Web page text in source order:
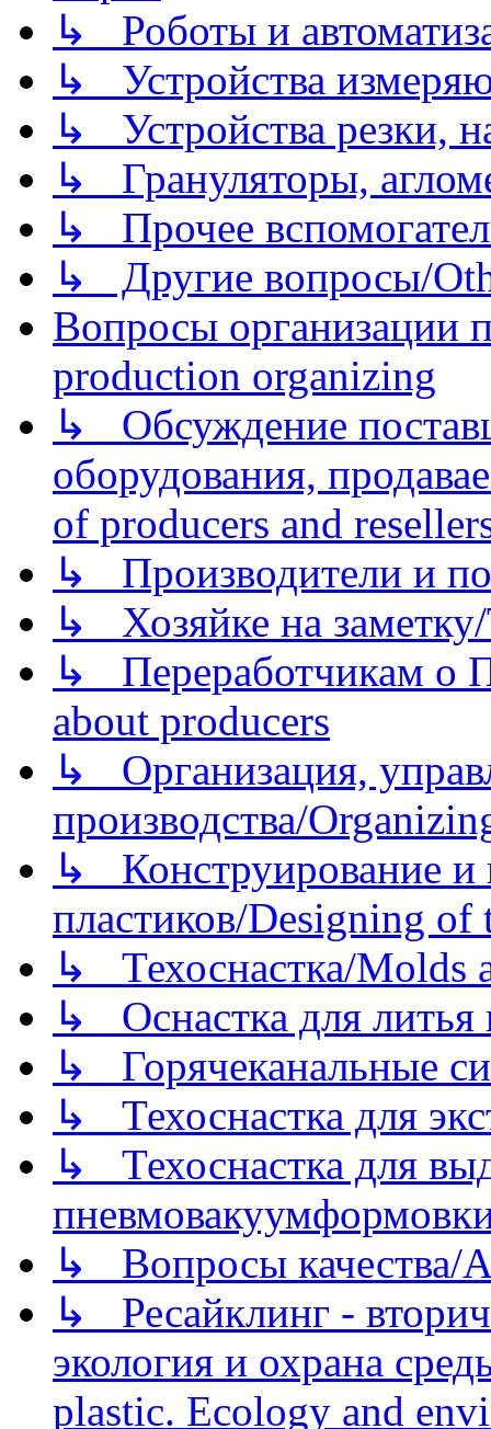
↳ Роботы и
↳ Устройства
↳ Устройства резки,
↳ Грануляторы,
↳ Прочее
↳ Другие вопросы/
Вопросы организации
production organizing
↳ Обсуждение
оборудования,
of producers and
↳ Производители и
↳ Хозяйке на
↳ Переработчикам о
about producers
↳ Организация,
производства/
↳ Конструирование и
пластиков/Designing of
↳ Техоснастка/Molds
↳ Оснастка для литья
↳ Горячеканальные
↳ Техоснастка для
↳ Техоснастка для
↳ Вопросы качества/
↳ Ресайклинг -
экология и охрана
plastic. Ecology and